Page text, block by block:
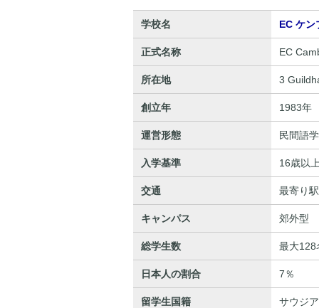
学校名 EC ケン
正式名称 EC
所在地 3
創立年 1983年
運営形態 民間語
入学基準 16歳以上
交通 最寄り
キャンパス 郊外型
総学生数 最大128
日本人の割合 7％
留学生国籍 サウジ